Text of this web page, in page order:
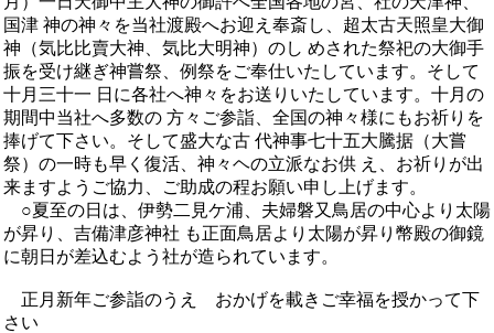
国津 神の神々を当社渡殿へお迎え奉斎し、超太古天照皇大御
神（気比比賣大神、気比大明神）のし めされた祭祀の大御手
振を受け継ぎ神嘗祭、例祭をご奉仕いたしています。そして
十月三十一 日に各社へ神々をお送りいたしています。十月の
期間中当社へ多数の 方々ご参詣、全国の神々様にもお祈りを
捧げて下さい。そして盛大な古 代神事七十五大騰据（大嘗
祭）の一時も早く復活、神々ヘの立派なお供 え、お祈りが出
来ますようご協力、ご助成の程お願い申し上げます。
○夏至の日は、伊勢二見ケ浦、夫婦磐又鳥居の中心より太陽
が昇り、吉備津彦神社 も正面鳥居より太陽が昇り幣殿の御鏡
に朝日が差込むよう社が造られています。
正月新年ご参詣のうえ おかげを載きご幸福を授かって下
さい